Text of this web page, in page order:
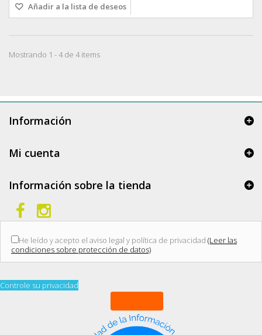
Añadir a la lista de deseos
Mostrando 1 - 4 de 4 items
Información
Mi cuenta
Información sobre la tienda
He leído y acepto el aviso legal y política de privacidad (Leer las
condiciones sobre protección de datos)
Controle su privacidad